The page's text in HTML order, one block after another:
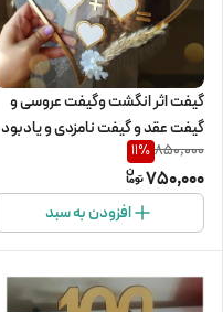
گیفت اثر انگشت وگیفت عروسی و
گیفت عقد و گیفت نامزدی و یادبود
عقد و یادبودعروسی و یادبود
نامزدی قلبی شکل
850,000
11%
750,000
افزودن به سبد